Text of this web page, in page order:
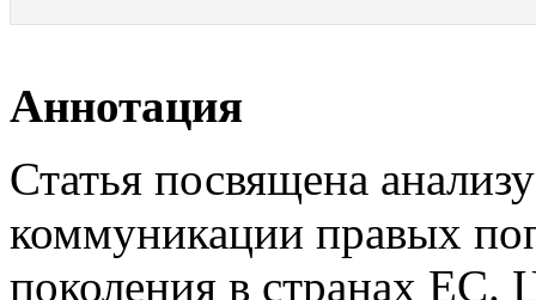
Аннотация
Статья посвящена
коммуникации правых
поколения в странах ЕС.